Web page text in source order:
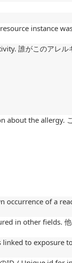
instance
誰がこのアレル
about the allergy.
occurrence of a
in other fields.
linked to exposure